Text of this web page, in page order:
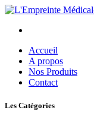
Accueil
A propos
Nos Produits
Contact
Les Catégories